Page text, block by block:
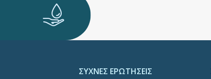
ΣΥΧΝΕΣ ΕΡΩΤΗΣΕΙΣ